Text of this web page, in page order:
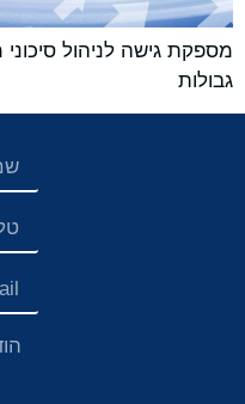
מספקת גישה לניהול
גבולות